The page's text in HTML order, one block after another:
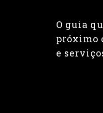
O guia
próximo
e